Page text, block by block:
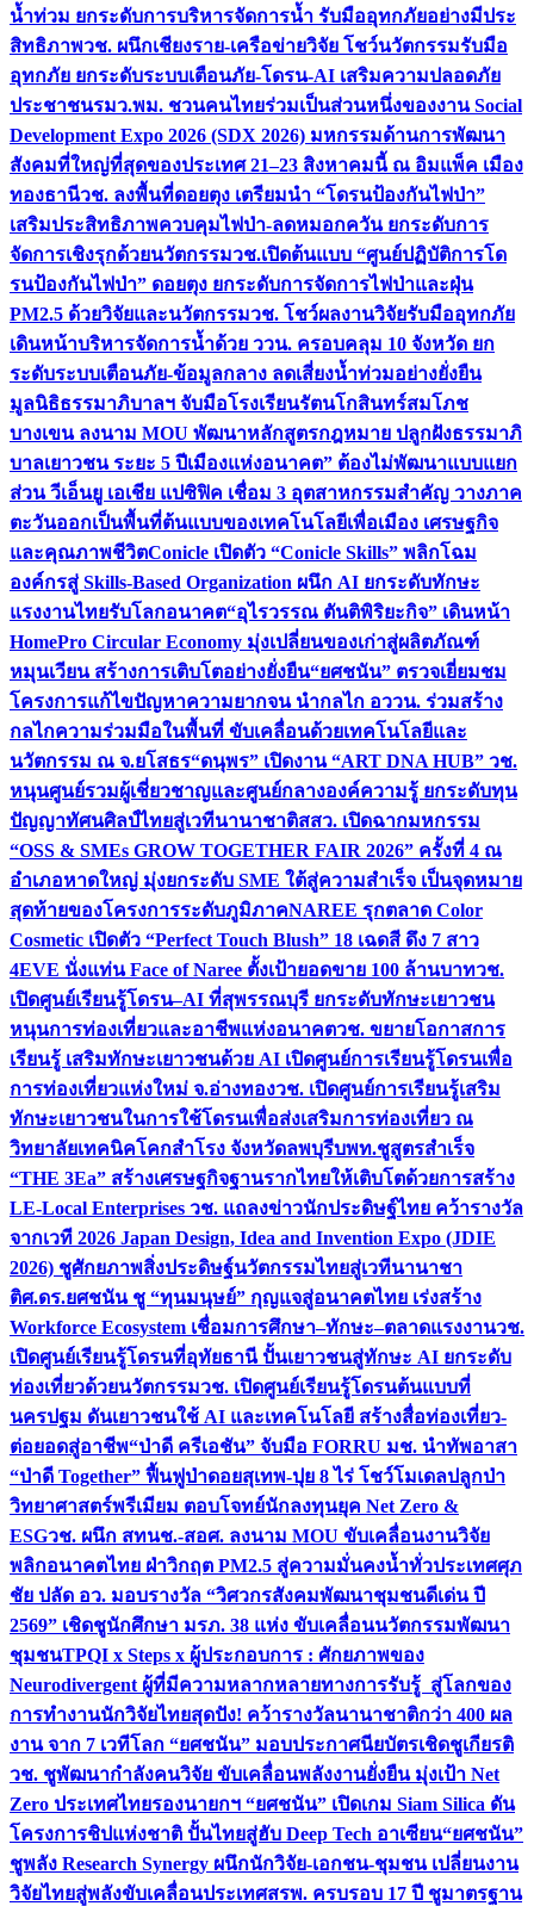
น้ำท่วม ยกระดับการบริหารจัดการน้ำ รับมืออุทกภัยอย่างมีประ
สิทธิภาพวช. ผนึกเชียงราย-เครือข่ายวิจัย โชว์นวัตกรรมรับมือ
อุทกภัย ยกระดับระบบเตือนภัย-โดรน-AI เสริมความปลอดภัย
ประชาชนรมว.พม. ชวนคนไทยร่วมเป็นส่วนหนึ่งของงาน Social
Development Expo 2026 (SDX 2026) มหกรรมด้านการพัฒนา
สังคมที่ใหญ่ที่สุดของประเทศ 21–23 สิงหาคมนี้ ณ อิมแพ็ค เมือง
ทองธานีวช. ลงพื้นที่ดอยตุง เตรียมนำ “โดรนป้องกันไฟป่า”
เสริมประสิทธิภาพควบคุมไฟป่า-ลดหมอกควัน ยกระดับการ
จัดการเชิงรุกด้วยนวัตกรรมวช.เปิดต้นแบบ “ศูนย์ปฏิบัติการโด
รนป้องกันไฟป่า” ดอยตุง ยกระดับการจัดการไฟป่าและฝุ่น
PM2.5 ด้วยวิจัยและนวัตกรรมวช. โชว์ผลงานวิจัยรับมืออุทกภัย
เดินหน้าบริหารจัดการน้ำด้วย ววน. ครอบคลุม 10 จังหวัด ยก
ระดับระบบเตือนภัย-ข้อมูลกลาง ลดเสี่ยงน้ำท่วมอย่างยั่งยืน
มูลนิธิธรรมาภิบาลฯ จับมือโรงเรียนรัตนโกสินทร์สมโภช
บางเขน ลงนาม MOU พัฒนาหลักสูตรกฎหมาย ปลูกฝังธรรมาภิ
บาลเยาวชน ระยะ 5 ปีเมืองแห่งอนาคต” ต้องไม่พัฒนาแบบแยก
ส่วน วีเอ็นยู เอเชีย แปซิฟิค เชื่อม 3 อุตสาหกรรมสำคัญ วางภาค
ตะวันออกเป็นพื้นที่ต้นแบบของเทคโนโลยีเพื่อเมือง เศรษฐกิจ
และคุณภาพชีวิตConicle เปิดตัว “Conicle Skills” พลิกโฉม
องค์กรสู่ Skills-Based Organization ผนึก AI ยกระดับทักษะ
แรงงานไทยรับโลกอนาคต“อุไรวรรณ ตันติพิริยะกิจ” เดินหน้า
HomePro Circular Economy มุ่งเปลี่ยนของเก่าสู่ผลิตภัณฑ์
หมุนเวียน สร้างการเติบโตอย่างยั่งยืน“ยศชนัน” ตรวจเยี่ยมชม
โครงการแก้ไขปัญหาความยากจน นำกลไก อววน. ร่วมสร้าง
กลไกความร่วมมือในพื้นที่ ขับเคลื่อนด้วยเทคโนโลยีและ
นวัตกรรม ณ จ.ยโสธร“ดนุพร” เปิดงาน “ART DNA HUB” วช.
หนุนศูนย์รวมผู้เชี่ยวชาญและศูนย์กลางองค์ความรู้ ยกระดับทุน
ปัญญาทัศนศิลป์ไทยสู่เวทีนานาชาติสสว. เปิดฉากมหกรรม
“OSS & SMEs GROW TOGETHER FAIR 2026” ครั้งที่ 4 ณ
อำเภอหาดใหญ่ มุ่งยกระดับ SME ใต้สู่ความสำเร็จ เป็นจุดหมาย
สุดท้ายของโครงการระดับภูมิภาคNAREE รุกตลาด Color
Cosmetic เปิดตัว “Perfect Touch Blush” 18 เฉดสี ดึง 7 สาว
4EVE นั่งแท่น Face of Naree ตั้งเป้ายอดขาย 100 ล้านบาทวช.
เปิดศูนย์เรียนรู้โดรน–AI ที่สุพรรณบุรี ยกระดับทักษะเยาวชน
หนุนการท่องเที่ยวและอาชีพแห่งอนาคตวช. ขยายโอกาสการ
เรียนรู้ เสริมทักษะเยาวชนด้วย AI เปิดศูนย์การเรียนรู้โดรนเพื่อ
การท่องเที่ยวแห่งใหม่ จ.อ่างทองวช. เปิดศูนย์การเรียนรู้เสริม
ทักษะเยาวชนในการใช้โดรนเพื่อส่งเสริมการท่องเที่ยว ณ
วิทยาลัยเทคนิคโคกสำโรง จังหวัดลพบุรีบพท.ชูสูตรสำเร็จ
“THE 3Ea” สร้างเศรษฐกิจฐานรากไทยให้เติบโตด้วยการสร้าง
LE-Local Enterprises วช. แถลงข่าวนักประดิษฐ์ไทย คว้ารางวัล
จากเวที 2026 Japan Design, Idea and Invention Expo (JDIE
2026) ชูศักยภาพสิ่งประดิษฐ์นวัตกรรมไทยสู่เวทีนานาชา
ติศ.ดร.ยศชนัน ชู “ทุนมนุษย์” กุญแจสู่อนาคตไทย เร่งสร้าง
Workforce Ecosystem เชื่อมการศึกษา–ทักษะ–ตลาดแรงงานวช.
เปิดศูนย์เรียนรู้โดรนที่อุทัยธานี ปั้นเยาวชนสู่ทักษะ AI ยกระดับ
ท่องเที่ยวด้วยนวัตกรรมวช. เปิดศูนย์เรียนรู้โดรนต้นแบบที่
นครปฐม ดันเยาวชนใช้ AI และเทคโนโลยี สร้างสื่อท่องเที่ยว-
ต่อยอดสู่อาชีพ“ป่าดี ครีเอชัน” จับมือ FORRU มช. นำทัพอาสา
“ป่าดี Together” ฟื้นฟูป่าดอยสุเทพ-ปุย 8 ไร่ โชว์โมเดลปลูกป่า
วิทยาศาสตร์พรีเมียม ตอบโจทย์นักลงทุนยุค Net Zero &
ESGวช. ผนึก สทนช.-สอศ. ลงนาม MOU ขับเคลื่อนงานวิจัย
พลิกอนาคตไทย ฝ่าวิกฤต PM2.5 สู่ความมั่นคงน้ำทั่วประเทศศุภ
ชัย ปลัด อว. มอบรางวัล “วิศวกรสังคมพัฒนาชุมชนดีเด่น ปี
2569” เชิดชูนักศึกษา มรภ. 38 แห่ง ขับเคลื่อนนวัตกรรมพัฒนา
ชุมชนTPQI x Steps x ผู้ประกอบการ : ศักยภาพของ
Neurodivergent ผู้ที่มีความหลากหลายทางการรับรู้ สู่โลกของ
การทำงานนักวิจัยไทยสุดปัง! คว้ารางวัลนานาชาติกว่า 400 ผล
งาน จาก 7 เวทีโลก “ยศชนัน” มอบประกาศนียบัตรเชิดชูเกียรติ
วช. ชูพัฒนากำลังคนวิจัย ขับเคลื่อนพลังงานยั่งยืน มุ่งเป้า Net
Zero ประเทศไทยรองนายกฯ “ยศชนัน” เปิดเกม Siam Silica ดัน
โครงการชิปแห่งชาติ ปั้นไทยสู่ฮับ Deep Tech อาเซียน“ยศชนัน”
ชูพลัง Research Synergy ผนึกนักวิจัย-เอกชน-ชุมชน เปลี่ยนงาน
วิจัยไทยสู่พลังขับเคลื่อนประเทศสรพ. ครบรอบ 17 ปี ชูมาตรฐาน